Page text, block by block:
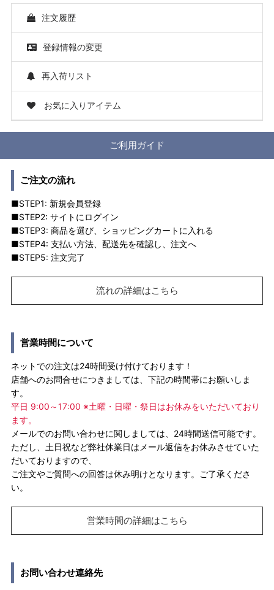
注文履歴
登録情報の変更
再入荷リスト
お気に入りアイテム
ご利用ガイド
ご注文の流れ
■STEP1: 新規会員登録
■STEP2: サイトにログイン
■STEP3: 商品を選び、ショッピングカートに入れる
■STEP4: 支払い方法、配送先を確認し、注文へ
■STEP5: 注文完了
流れの詳細はこちら
営業時間について
ネットでの注文は24時間受け付けております！
店舗へのお問合せにつきましては、下記の時間帯にお願いしま
す。
平日 9:00～17:00 ※土曜・日曜・祭日はお休みをいただいており
ます。
メールでのお問い合わせに関しましては、24時間送信可能です。
ただし、土日祝など弊社休業日はメール返信をお休みさせていた
だいておりますので、
ご注文やご質問への回答は休み明けとなります。ご了承くださ
い。
営業時間の詳細はこちら
お問い合わせ連絡先